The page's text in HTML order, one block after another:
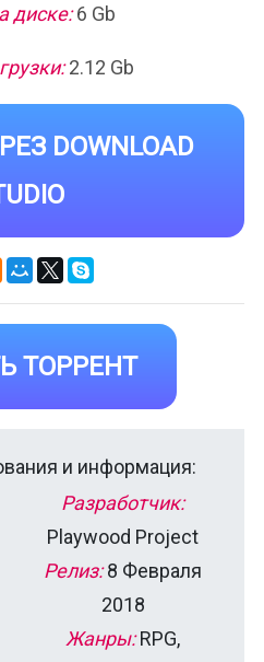
диске:6 Gb
2.12 Gb
DOWNLOAD
ТОРРЕНТ
и информация:
Разработчик:
Playwood Project
Релиз:8 Февраля
2018
Жанры:RPG,